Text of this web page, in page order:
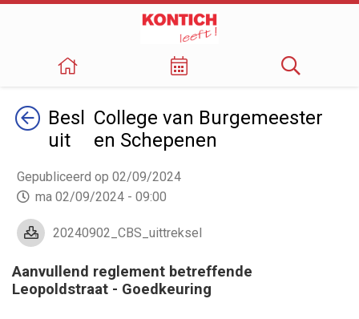
TerugBesl
uit
College van Burgemeester
en Schepenen
Gepubliceerd op 02/09/2024
ma 02/09/2024 - 09:00
20240902_CBS_uittreksel
Aanvullend reglement betreffende
Leopoldstraat - Goedkeuring